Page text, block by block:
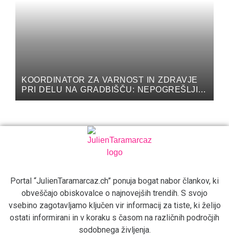
KOORDINATOR ZA VARNOST IN ZDRAVJE
PRI DELU NA GRADBIŠČU: NEPOGREŠLJIV
STROKOVNJAK ZA ZAGOTAVLJANJE
Portal “JulienTaramarcaz.ch” ponuja bogat nabor člankov, ki
obveščajo obiskovalce o najnovejših trendih. S svojo
vsebino zagotavljamo ključen vir informacij za tiste, ki želijo
ostati informirani in v koraku s časom na različnih področjih
sodobnega življenja.